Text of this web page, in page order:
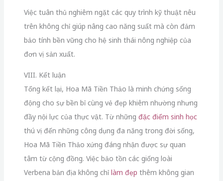
Việc tuân thủ nghiêm ngặt các quy trình kỹ thuật nêu
trên không chỉ giúp nâng cao năng suất mà còn đảm
bảo tính bền vững cho hệ sinh thái nông nghiệp của
đơn vị sản xuất.
VIII. Kết luận
Tổng kết lại, Hoa Mã Tiền Thảo là minh chứng sống
động cho sự bền bỉ cùng vẻ đẹp khiêm nhường nhưng
đầy nội lực của thực vật. Từ những đặc điểm sinh học
thú vị đến những công dụng đa năng trong đời sống,
Hoa Mã Tiền Thảo xứng đáng nhận được sự quan
tâm từ cộng đồng. Việc bảo tồn các giống loài
Verbena bản địa không chỉ làm đẹp thêm không gian